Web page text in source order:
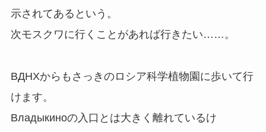
示されてあるという。
次モスクワに行くことがあれば行きたい……。
ВДНХからもさっきのロシア科学植物園に歩いて行
けます。
Владыкиноの入口とは大きく離れているけ